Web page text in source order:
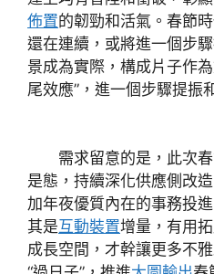
佈置的韌勁和活氣。春節
還在連續，或將進一個步
景成為實際，構成片子作
尾效應”，進一個步驟提振
需求留意的是，此次春
是態，持續深化供應側改
加年夜優質內在的事務投
其是互動裝置增量，有用
成長空間，才幹讓更多不